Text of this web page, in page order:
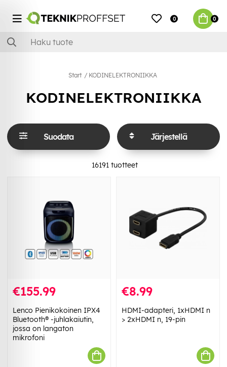
0 0
Start KODINELEKTRONIIKKA
KODINELEKTRONIIKKA
Suodata Järjestellä
16191tuotteet
€155.99
Lenco Pienikokoinen IPX4
Bluetooth® -juhlakaiutin,
jossa on langaton
mikrofoni
€8.99
HDMI-adapteri, 1xHDMI n
> 2xHDMI n, 19-pin